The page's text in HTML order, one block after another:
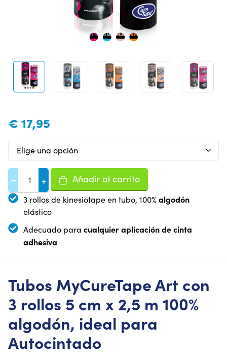
€ 17,95
− + Añadir al carrito
3 rollos de kinesiotape en tubo, 100%algodón
elástico
Adecuado para cualquier aplicación de cinta
adhesiva
Tubos MyCureTape Art con
3 rollos 5 cm x 2,5 m 100%
algodón, ideal para
Autocintado